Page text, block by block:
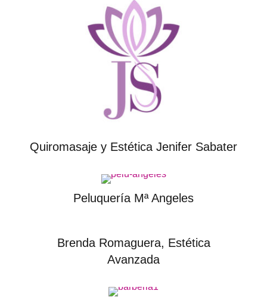
Quiromasaje y Estética Jenifer Sabater
Peluquería Mª Angeles
Brenda Romaguera, Estética
Avanzada